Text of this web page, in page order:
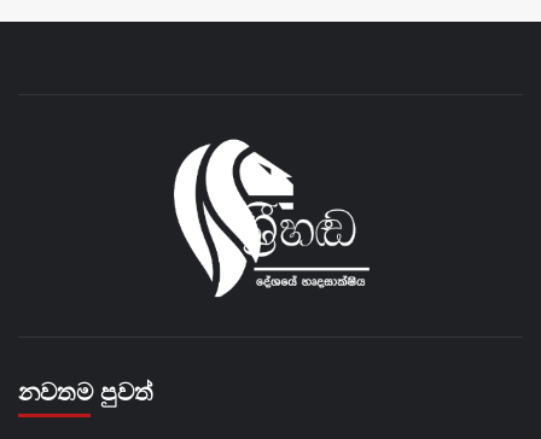
නවතම පුවත්